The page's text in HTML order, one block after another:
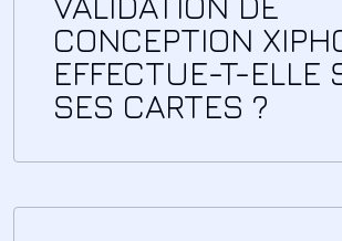
CONCEPTION
EFFECTUE-T-ELLE
SES CARTES ?